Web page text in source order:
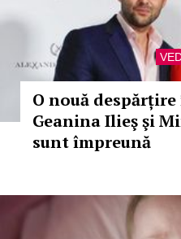
O nouă
Geanina Ilieş şi
sunt împreună